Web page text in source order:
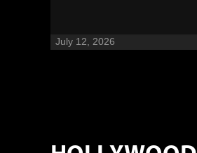
July 12, 2026